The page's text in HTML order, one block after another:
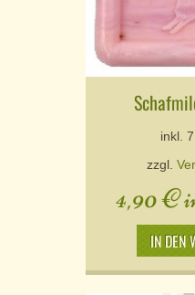
inkl.
zzgl.
4,90€
IN DEN